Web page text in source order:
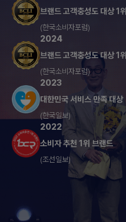
브랜드 고객충성도 대상 1위
(한국소비자포럼)
2024
브랜드 고객충성도 대상 1위
(한국소비자포럼)
2023
대한민국 서비스 만족 대상
(한국일보)
2022
소비자 추천 1위 브랜드
(조선일보)